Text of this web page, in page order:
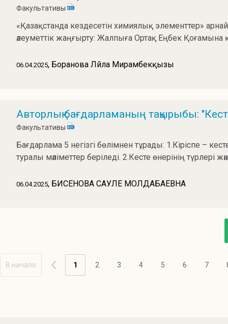
Факультативы
«Қазақстанда кездесетін химиялық элементтер»
әлеуметтік жаңғырту: Жалпыға Ортақ Еңбек Қоғамына
06.04.2025, Боранова Ләйла Мирамбекқызы
Авторлық бағдарламаның тақырыбы:
Факультативы
Бағдарлама 5 негізгі бөлімнен тұрады: 1.Кіріспе –
туралы мәліметтер беріледі. 2.Кесте өнерінің түрлері жән
06.04.2025, БИСЕНОВА САУЛЕ МОЛДАБАЕВНА
В начало 1 2 3 4 5 6 7